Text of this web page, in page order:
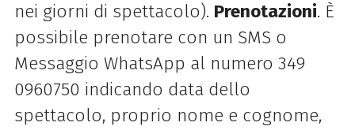
nei giorni di spettacolo). Prenotazioni. È
possibile prenotare con un SMS o
Messaggio WhatsApp al numero 349
0960750 indicando data dello
spettacolo, proprio nome e cognome,